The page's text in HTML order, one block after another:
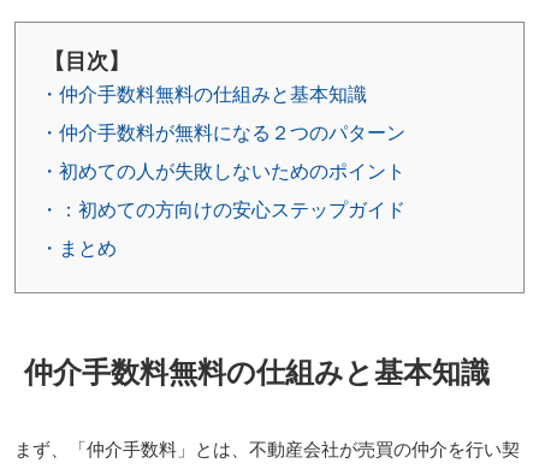
【目次】
・仲介手数料無料の仕組みと基本知識
・仲介手数料が無料になる２つのパターン
・初めての人が失敗しないためのポイント
・：初めての方向けの安心ステップガイド
・まとめ
仲介手数料無料の仕組みと基本知識
まず、「仲介手数料」とは、不動産会社が売買の仲介を行い契